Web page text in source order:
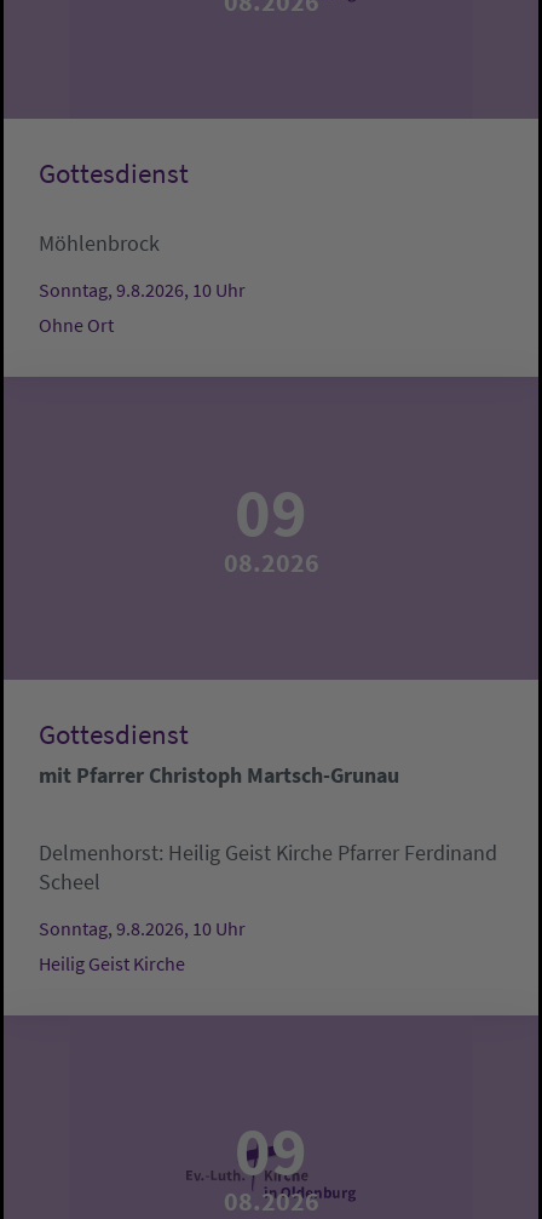
Gottesdienst
Möhlenbrock
Sonntag, 9.8.2026, 10 Uhr
Ohne Ort
09
08.2026
Gottesdienst
mit Pfarrer Christoph Martsch-Grunau
Delmenhorst: Heilig Geist Kirche Pfarrer Ferdinand
Scheel
Sonntag, 9.8.2026, 10 Uhr
Heilig Geist Kirche
09
08.2026